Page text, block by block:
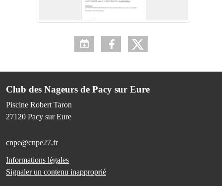
Club des Nageurs de Pacy sur Eure
Piscine Robert Taron
27120 Pacy sur Eure
cnpe@cnpe27.fr
Informations légales
Signaler un contenu inapproprié